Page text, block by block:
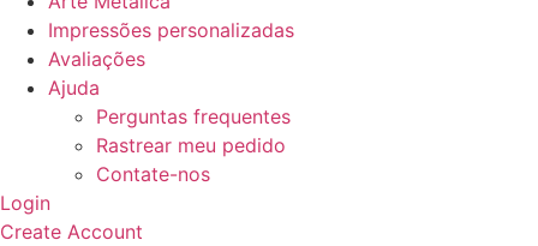
Impressões personalizadas
Avaliações
Ajuda
Perguntas frequentes
Rastrear meu pedido
Contate-nos
Login
Create Account